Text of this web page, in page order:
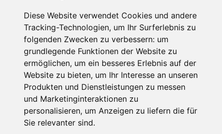
Diese Website verwendet Cookies und andere
Tracking-Technologien, um Ihr Surferlebnis zu
folgenden Zwecken zu verbessern: um
grundlegende Funktionen der Website zu
ermöglichen, um ein besseres Erlebnis auf der
Website zu bieten, um Ihr Interesse an unseren
Produkten und Dienstleistungen zu messen
und Marketinginteraktionen zu
personalisieren, um Anzeigen zu liefern die für
Sie relevanter sind.
Datenschutzerklärung.
Anfrage abschicken
Diese Seite ist durch reCAPTCHA geschützt und es
gelten die GoogleDatenschutzerklärung und
Nutzungsbedingungen.